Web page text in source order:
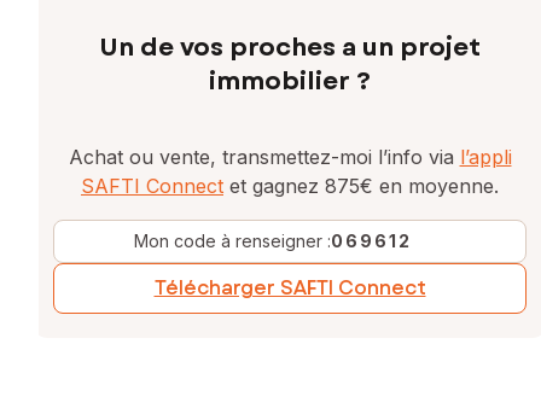
Un de vos proches a un projet
immobilier ?
Achat ou vente, transmettez-moi l’info via l’appli
SAFTI Connect et gagnez 875€ en moyenne.
Mon code à renseigner :069612
Télécharger SAFTI Connect